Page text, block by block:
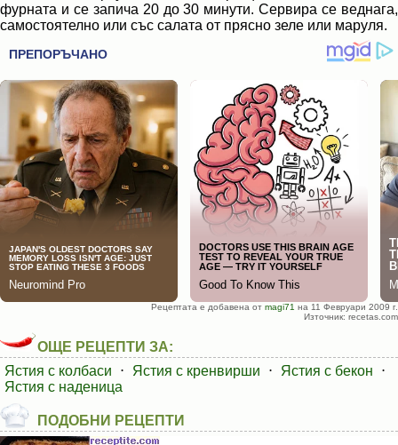
фурната и се запича 20 до 30 минути. Сервира се веднага,
самостоятелно или със салата от прясно зеле или маруля.
Рецептата е добавена от magi71 на 11 Февруари 2009 г.
Източник: recetas.com
ОЩЕ РЕЦЕПТИ ЗА:
Ястия с колбаси
⋅ Ястия с кренвирши ⋅ Ястия с бекон
⋅
Ястия с наденица
ПОДОБНИ РЕЦЕПТИ